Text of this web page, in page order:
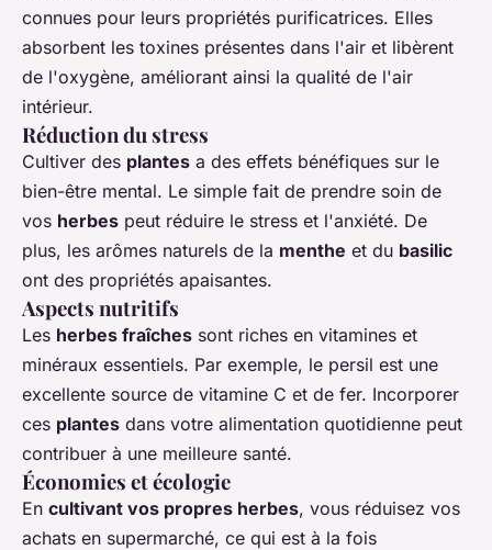
connues pour leurs propriétés purificatrices. Elles
absorbent les toxines présentes dans l'air et libèrent
de l'oxygène, améliorant ainsi la qualité de l'air
intérieur.
Réduction du stress
Cultiver des plantes a des effets bénéfiques sur le
bien-être mental. Le simple fait de prendre soin de
vos herbes peut réduire le stress et l'anxiété. De
plus, les arômes naturels de la menthe et du basilic
ont des propriétés apaisantes.
Aspects nutritifs
Les herbes fraîches sont riches en vitamines et
minéraux essentiels. Par exemple, le persil est une
excellente source de vitamine C et de fer. Incorporer
ces plantes dans votre alimentation quotidienne peut
contribuer à une meilleure santé.
Économies et écologie
En cultivant vos propres herbes, vous réduisez vos
achats en supermarché, ce qui est à la fois